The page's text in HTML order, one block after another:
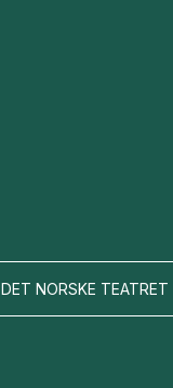
DET NORSKE TEATRET